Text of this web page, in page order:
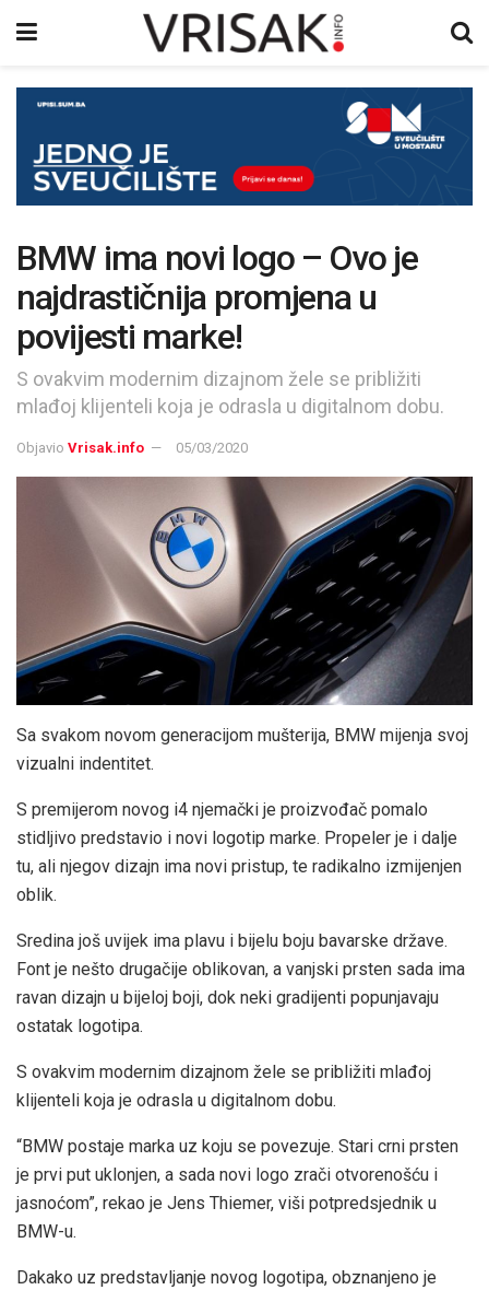
BMW ima novi logo – Ovo je
najdrastičnija promjena u
povijesti marke!
S ovakvim modernim dizajnom žele se približiti
mlađoj klijenteli koja je odrasla u digitalnom dobu.
Objavio Vrisak.info 05/03/2020
Sa svakom novom generacijom mušterija, BMW mijenja svoj
vizualni indentitet.
S premijerom novog i4 njemački je proizvođač pomalo
stidljivo predstavio i novi logotip marke. Propeler je i dalje
tu, ali njegov dizajn ima novi pristup, te radikalno izmijenjen
oblik.
Sredina još uvijek ima plavu i bijelu boju bavarske države.
Font je nešto drugačije oblikovan, a vanjski prsten sada ima
ravan dizajn u bijeloj boji, dok neki gradijenti popunjavaju
ostatak logotipa.
S ovakvim modernim dizajnom žele se približiti mlađoj
klijenteli koja je odrasla u digitalnom dobu.
“BMW postaje marka uz koju se povezuje. Stari crni prsten
je prvi put uklonjen, a sada novi logo zrači otvorenošću i
jasnoćom”, rekao je Jens Thiemer, viši potpredsjednik u
BMW-u.
Dakako uz predstavljanje novog logotipa, obznanjeno je